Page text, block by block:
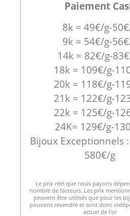
Paiement
8k = 49€/g-
9k = 54€/g-
14k = 82€/g-
18k = 109€/g-
20k = 118€/g-
21k = 122€/g-
22k = 125€/g-
24K= 129€/g-
Bijoux Exceptionnels
580€/g
Le prix réel que nous payons
nombre de facteurs. Les prix
peuvent être utilisés que pour les
pouvons revendre et sont donc
actuel de l’or